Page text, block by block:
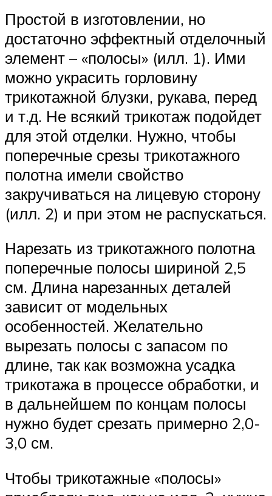
Простой в изготовлении, но
достаточно эффектный отделочный
элемент – «полосы» (илл. 1). Ими
можно украсить горловину
трикотажной блузки, рукава, перед
и т.д. Не всякий трикотаж подойдет
для этой отделки. Нужно, чтобы
поперечные срезы трикотажного
полотна имели свойство
закручиваться на лицевую сторону
(илл. 2) и при этом не распускаться.
Нарезать из трикотажного полотна
поперечные полосы шириной 2,5
см. Длина нарезанных деталей
зависит от модельных
особенностей. Желательно
вырезать полосы с запасом по
длине, так как возможна усадка
трикотажа в процессе обработки, и
в дальнейшем по концам полосы
нужно будет срезать примерно 2,0-
3,0 см.
Чтобы трикотажные «полосы»